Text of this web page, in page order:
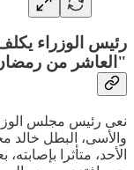
رئيس الوزراء
"العاشر من
نعى رئيس مجلس
والأسى، البطل خالد
الأحد، متأثرا